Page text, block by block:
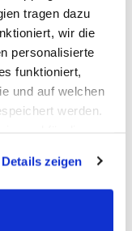
tragen dazu
wir die
personalisierte
funktioniert,
und auf welchen
werden.
auf jeden
für Analyse- oder
wenn Sie das
Details zeigen
Tage